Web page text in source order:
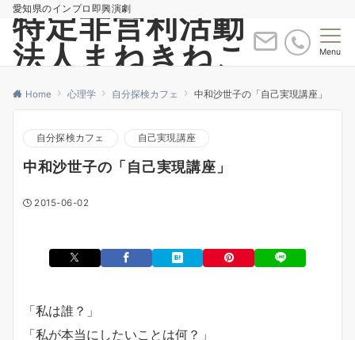
愛知県のインプロ即興演劇
特定非営利活動
法人まねきねこ
Menu
Home 心理学 自分探検カフェ 中和沙世子の「自己実現講座」
自分探検カフェ 自己実現講座
中和沙世子の「自己実現講座」
2015-06-02
「私は誰？」
「私が本当にしたいことは何？」